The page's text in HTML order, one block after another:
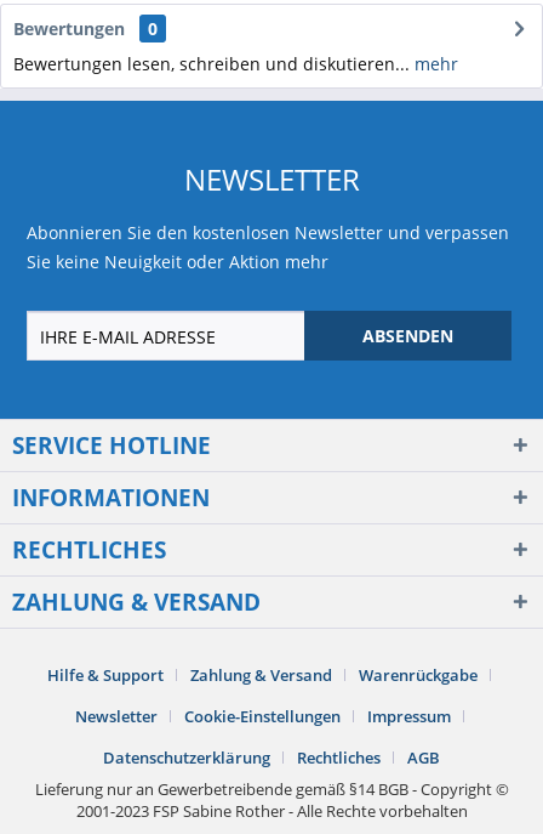
Bewertungen
0
Bewertungen lesen, schreiben und diskutieren... mehr
NEWSLETTER
Abonnieren Sie den kostenlosen Newsletter und verpassen
Sie keine Neuigkeit oder Aktion mehr
ABSENDEN
SERVICE HOTLINE
INFORMATIONEN
RECHTLICHES
ZAHLUNG & VERSAND
Hilfe & Support Zahlung & Versand
Warenrückgabe
Newsletter
Cookie-Einstellungen
Impressum
Datenschutzerklärung
Rechtliches
AGB
Lieferung nur an Gewerbetreibende gemäß §14 BGB - Copyright ©
2001-2023 FSP Sabine Rother - Alle Rechte vorbehalten